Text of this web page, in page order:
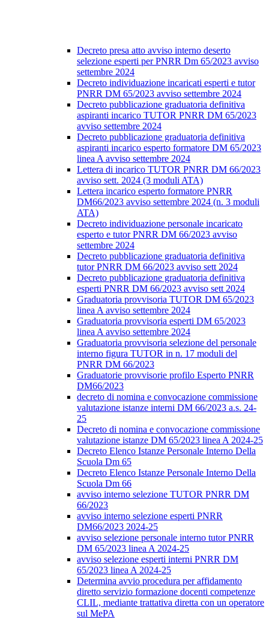
Decreto presa atto avviso interno deserto
selezione esperti per PNRR Dm 65/2023 avviso
settembre 2024
Decreto individuazione incaricati esperti e tutor
PNRR DM 65/2023 avviso settembre 2024
Decreto pubblicazione graduatoria definitiva
aspiranti incarico TUTOR PNRR DM 65/2023
avviso settembre 2024
Decreto pubblicazione graduatoria definitiva
aspiranti incarico esperto formatore DM 65/2023
linea A avviso settembre 2024
Lettera di incarico TUTOR PNRR DM 66/2023
avviso sett. 2024 (3 moduli ATA)
Lettera incarico esperto formatore PNRR
DM66/2023 avviso settembre 2024 (n. 3 moduli
ATA)
Decreto individuazione personale incaricato
esperto e tutor PNRR DM 66/2023 avviso
settembre 2024
Decreto pubblicazione graduatoria definitiva
tutor PNRR DM 66/2023 avviso sett 2024
Decreto pubblicazione graduatoria definitiva
esperti PNRR DM 66/2023 avviso sett 2024
Graduatoria provvisoria TUTOR DM 65/2023
linea A avviso settembre 2024
Graduatoria provvisoria esperti DM 65/2023
linea A avviso settembre 2024
Graduatoria provvisoria selezione del personale
interno figura TUTOR in n. 17 moduli del
PNRR DM 66/2023
Graduatorie provvisorie profilo Esperto PNRR
DM66/2023
decreto di nomina e convocazione commissione
valutazione istanze interni DM 66/2023 a.s. 24-
25
Decreto di nomina e convocazione commissione
valutazione istanze DM 65/2023 linea A 2024-25
Decreto Elenco Istanze Personale Interno Della
Scuola Dm 65
Decreto Elenco Istanze Personale Interno Della
Scuola Dm 66
avviso interno selezione TUTOR PNRR DM
66/2023
avviso interno selezione esperti PNRR
DM66/2023 2024-25
avviso selezione personale interno tutor PNRR
DM 65/2023 linea A 2024-25
avviso selezione esperti interni PNRR DM
65/2023 linea A 2024-25
Determina avvio procedura per affidamento
diretto servizio formazione docenti competenze
CLIL, mediante trattativa diretta con un operatore
sul MePA